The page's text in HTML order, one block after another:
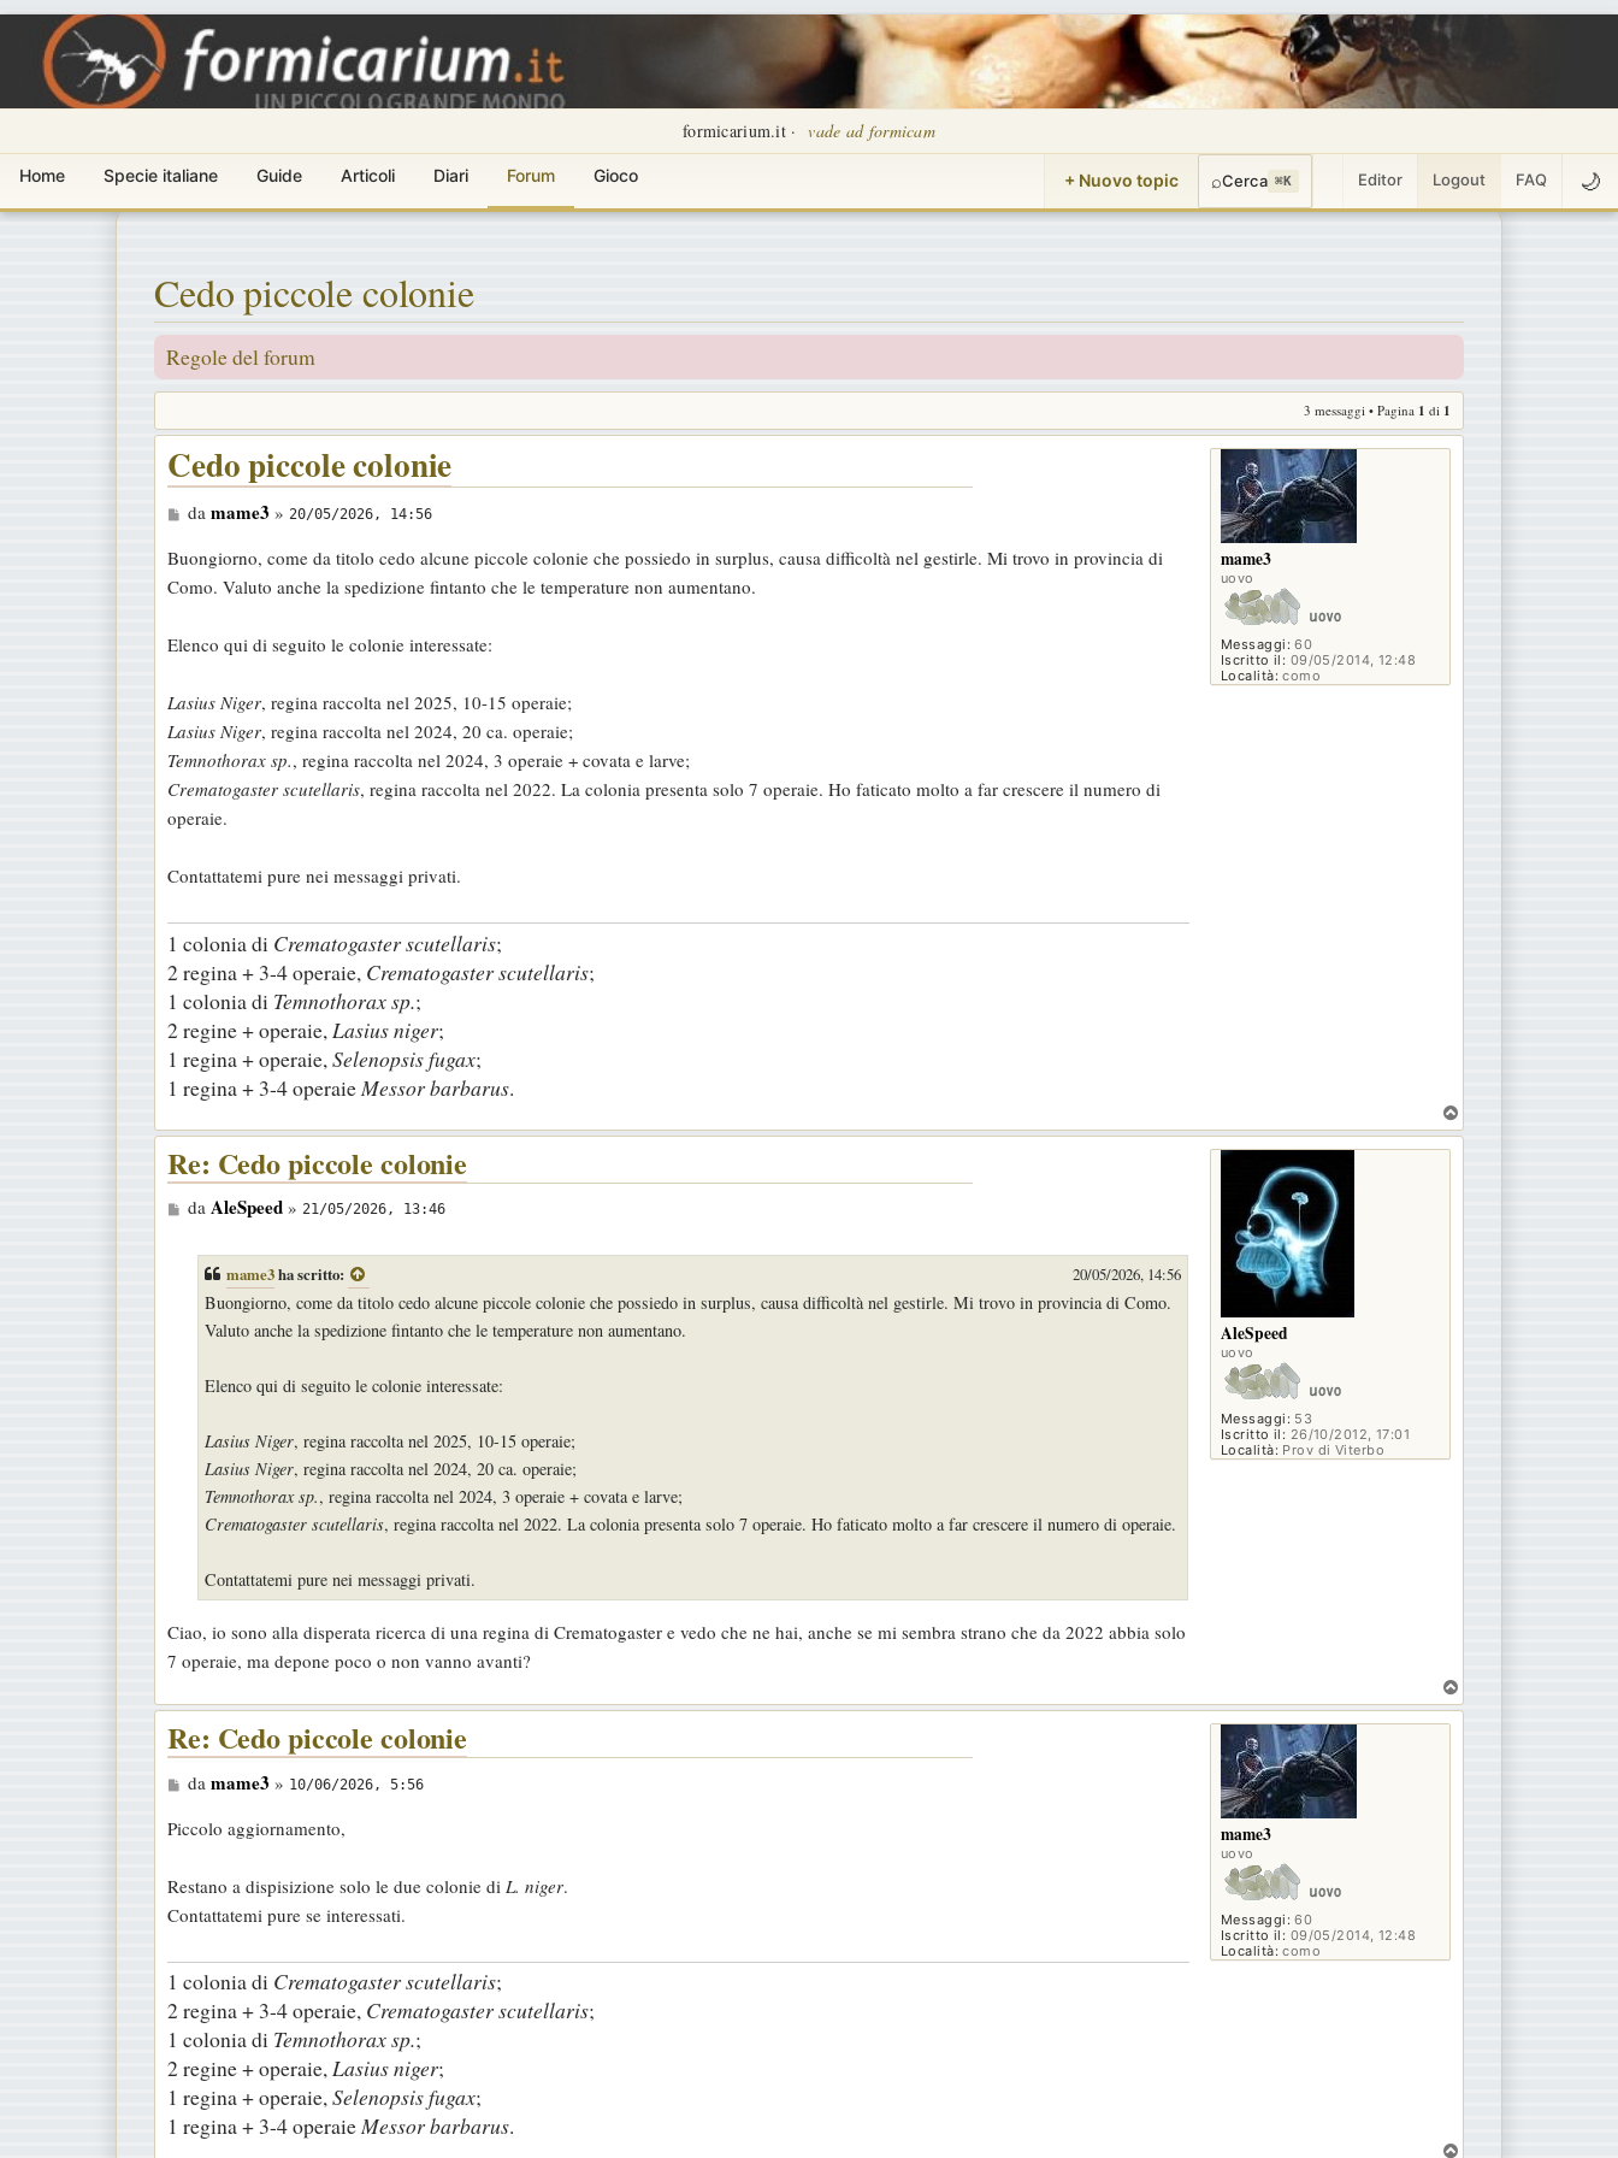
formicarium.it · vade ad formicam
Home Specie italiane Guide Articoli Diari Forum Gioco + Nuovo topic ⌕Cerca ⌘K Editor Logout FAQ 🌙
Cedo piccole colonie
Regole del forum
3 messaggi • Pagina 1 di 1
mame3
uovo
Messaggi: 60
Iscritto il: 09/05/2014, 12:48
Località: como
Cedo piccole colonie
M
s
s
g
i
o
da mame3 » 20/05/2026, 14:56
Buongiorno, come da titolo cedo alcune piccole colonie che possiedo in surplus, causa difficoltà nel gestirle. Mi trovo in provincia di
Como. Valuto anche la spedizione fintanto che le temperature non aumentano.
Elenco qui di seguito le colonie interessate:
Lasius Niger, regina raccolta nel 2025, 10-15 operaie;
Lasius Niger, regina raccolta nel 2024, 20 ca. operaie;
Temnothorax sp., regina raccolta nel 2024, 3 operaie + covata e larve;
Crematogaster scutellaris, regina raccolta nel 2022. La colonia presenta solo 7 operaie. Ho faticato molto a far crescere il numero di
operaie.
Contattatemi pure nei messaggi privati.
1 colonia di Crematogaster scutellaris;
2 regina + 3-4 operaie, Crematogaster scutellaris;
1 colonia di Temnothorax sp.;
2 regine + operaie, Lasius niger;
1 regina + operaie, Selenopsis fugax;
1 regina + 3-4 operaie Messor barbarus.
o
AleSpeed
uovo
Messaggi: 53
Iscritto il: 26/10/2012, 17:01
Località: Prov di Viterbo
Re: Cedo piccole colonie
M
da AleSpeed» 21/05/2026, 13:46
mame3ha scritto: 20/05/2026, 14:56
Buongiorno, come da titolo cedo alcune piccole colonie che possiedo in surplus, causa difficoltà nel gestirle. Mi trovo in provincia di Como.
Valuto anche la spedizione fintanto che le temperature non aumentano.
Elenco qui di seguito le colonie interessate:
Lasius Niger, regina raccolta nel 2025, 10-15 operaie;
Lasius Niger, regina raccolta nel 2024, 20 ca. operaie;
Temnothorax sp., regina raccolta nel 2024, 3 operaie + covata e larve;
Crematogaster scutellaris, regina raccolta nel 2022. La colonia presenta solo 7 operaie. Ho faticato molto a far crescere il numero di operaie.
Contattatemi pure nei messaggi privati.
Ciao, io sono alla disperata ricerca di una regina di Crematogaster e vedo che ne hai, anche se mi sembra strano che da 2022 abbia solo
7 operaie, ma depone poco o non vanno avanti?
o
mame3
uovo
Messaggi: 60
Iscritto il: 09/05/2014, 12:48
Località: como
Re: Cedo piccole colonie
M
s
a
g
i
o
da mame3 » 10/06/2026, 5:56
Piccolo aggiornamento,
Restano a dispisizione solo le due colonie di L. niger.
Contattatemi pure se interessati.
1 colonia di Crematogaster scutellaris;
2 regina + 3-4 operaie, Crematogaster scutellaris;
1 colonia di Temnothorax sp.;
2 regine + operaie,Lasius niger;
1 regina + operaie,Selenopsis fugax;
1 regina + 3-4 operaieMessor barbarus.